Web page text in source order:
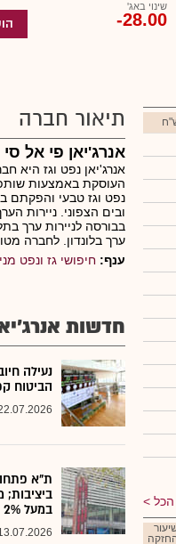
שינוי באג'
-28.00
תיאור חברה
אנרג'יאן פי אל סי
אנרג'יאן נפט וגז היא
העוסקת באמצעות
נפט וגז טבעי והפקתם
ובים הצפוני. ניירות
בבורסה לניירות ערך
ערך בלונדון. לחברה
ענף: חיפושי גז ונפט
חדשות
נעילה
הביטוח
ת"א
ביציבות;
במעל 2%